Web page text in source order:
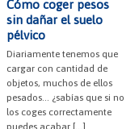
Cómo coger pesos
sin dañar el suelo
pélvico
Diariamente tenemos que
cargar con cantidad de
objetos, muchos de ellos
pesados... ¿sabías que si no
los coges correctamente